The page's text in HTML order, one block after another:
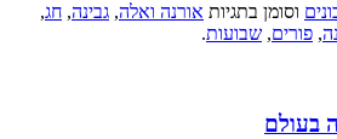
וסומן בתגיותאורנה ואלה,גבינה,חג,
,פורים,שבועות.
בעולם